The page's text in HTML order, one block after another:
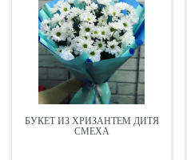
БУКЕТ ИЗ ХРИЗАНТЕМ ДИТЯ
СМЕХА